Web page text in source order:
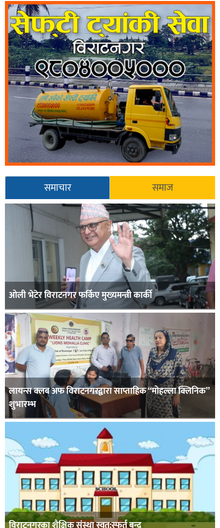
समाचार समाज
ओली भेटेर विराटनगर फर्किए मुख्यमन्त्री कार्की
लायन्स क्लब अफ विराटनगरद्वारा साप्ताहिक “मोहल्ला क्लिनिक”
शुभारम्भ